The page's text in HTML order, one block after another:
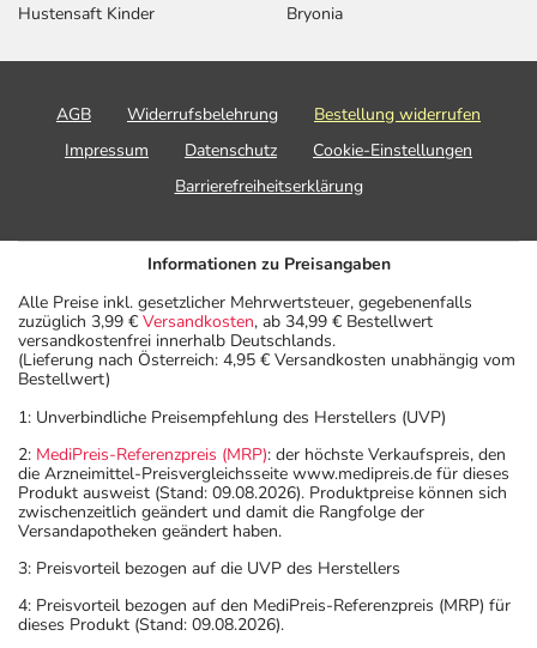
Hustensaft Kinder
Bryonia
AGB Widerrufsbelehrung
Bestellung widerrufen
Impressum
Datenschutz
Cookie-Einstellungen
Barrierefreiheitserklärung
Informationen zu Preisangaben
Alle Preise inkl. gesetzlicher Mehrwertsteuer, gegebenenfalls
zuzüglich 3,99 € Versandkosten, ab 34,99 € Bestellwert
versandkostenfrei innerhalb Deutschlands.
(Lieferung nach Österreich: 4,95 € Versandkosten unabhängig vom
Bestellwert)
1: Unverbindliche Preisempfehlung des Herstellers (UVP)
2: MediPreis-Referenzpreis (MRP): der höchste Verkaufspreis, den
die Arzneimittel-Preisvergleichsseite www.medipreis.de für dieses
Produkt ausweist (Stand: 09.08.2026). Produktpreise können sich
zwischenzeitlich geändert und damit die Rangfolge der
Versandapotheken geändert haben.
3: Preisvorteil bezogen auf die UVP des Herstellers
4: Preisvorteil bezogen auf den MediPreis-Referenzpreis (MRP) für
dieses Produkt (Stand: 09.08.2026).